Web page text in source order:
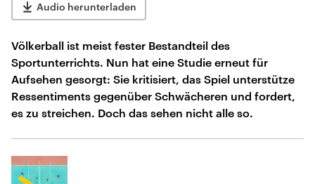
Audio herunterladen
Völkerball ist meist fester Bestandteil des
Sportunterrichts. Nun hat eine Studie erneut für
Aufsehen gesorgt: Sie kritisiert, das Spiel unterstütze
Ressentiments gegenüber Schwächeren und fordert,
es zu streichen. Doch das sehen nicht alle so.